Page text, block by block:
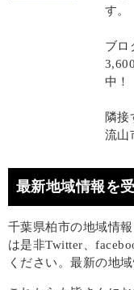
す。
ブロ
中！
隣接
流山
最新地域情報を
千葉県柏市の地域情
は是非Twitter、
ください。最新の地